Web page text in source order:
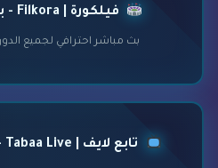
فيلكورة | Filkora - بث مباشر احترافي
بث مباشر احترافي لجميع
تابع لايف | Tabaa Live - مجاني بدون تقطيع